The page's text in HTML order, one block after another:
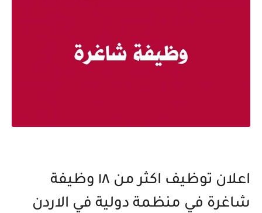
اعلان توظيف اكثر من ١٨ وظيفة
شاغرة في منظمة دولية في الاردن